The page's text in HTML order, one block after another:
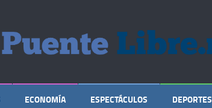
ECONOMÍA ESPECTÁCULOS DEPORTES